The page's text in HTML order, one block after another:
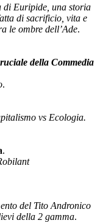
di Euripide, una storia
di sacrificio, vita e
le ombre dell’Ade.
della Commedia
.
vs Ecologia.
.
del Tito Andronico
della 2 gamma.